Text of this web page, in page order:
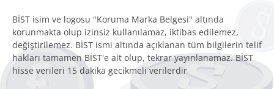
BİST isim ve logosu "Koruma Marka Belgesi" altında
korunmakta olup izinsiz kullanılamaz, iktibas edilemez,
değiştirilemez. BİST ismi altında açıklanan tüm bilgilerin telif
hakları tamamen BİST'e ait olup, tekrar yayınlanamaz. BİST
hisse verileri 15 dakika gecikmeli verilerdir